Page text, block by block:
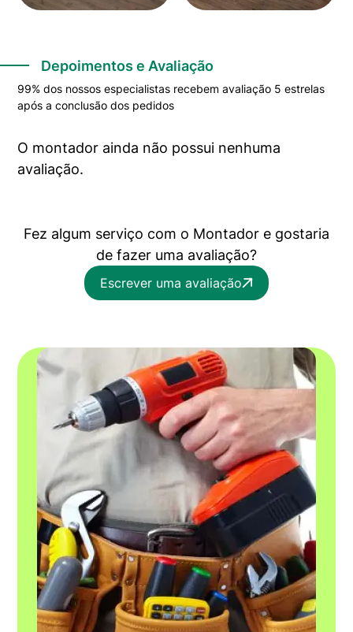
Depoimentos e Avaliação
99% dos nossos especialistas recebem avaliação 5 estrelas
após a conclusão dos pedidos
O montador ainda não possui nenhuma
avaliação.
Fez algum serviço com o Montador e gostaria
de fazer uma avaliação?
Escrever uma avaliação